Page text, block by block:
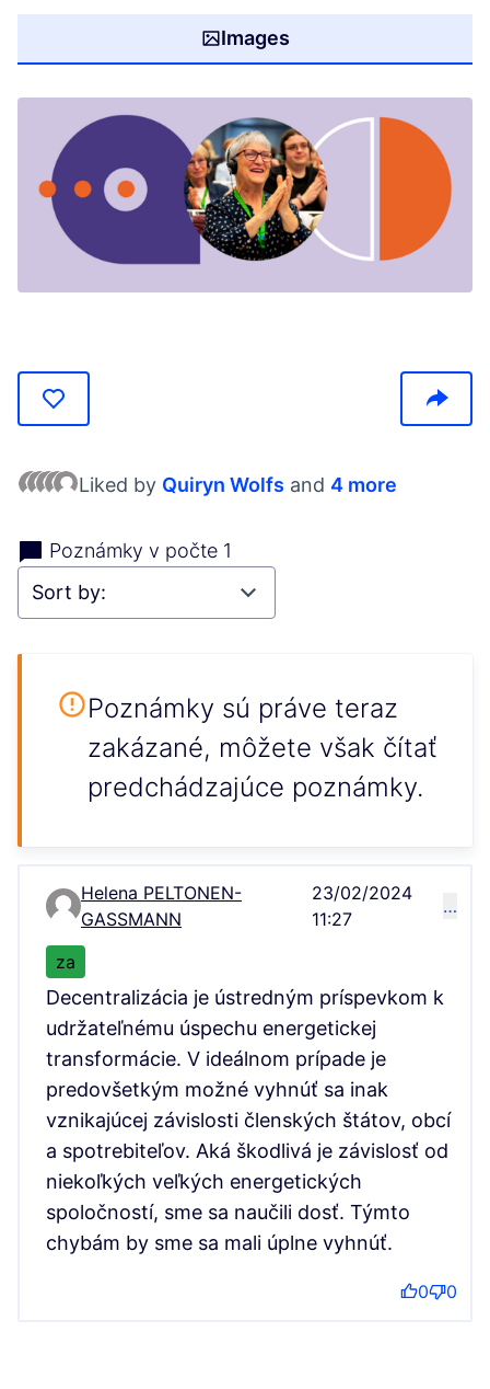
Images
Liked by Quiryn Wolfs and 4 more
Poznámky v počte 1
Poznámky sú práve teraz
zakázané, môžete však čítať
predchádzajúce poznámky.
Comment 41
Helena PELTONEN-
GASSMANN
23/02/2024
11:27
…
za
Decentralizácia je ústredným príspevkom k
udržateľnému úspechu energetickej
transformácie. V ideálnom prípade je
predovšetkým možné vyhnúť sa inak
vznikajúcej závislosti členských štátov, obcí
a spotrebiteľov. Aká škodlivá je závislosť od
niekoľkých veľkých energetických
spoločností, sme sa naučili dosť. Týmto
chybám by sme sa mali úplne vyhnúť.
0 0